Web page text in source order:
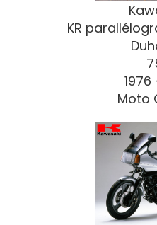
KR
1976
Moto